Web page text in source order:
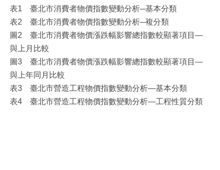
表1 臺北市消費者物價指數變動分析─基本分類
表2 臺北市消費者物價指數變動分析─複分類
圖2 臺北市消費者物價漲跌幅影響總指數較顯著項目—
與上月比較
圖3 臺北市消費者物價漲跌幅影響總指數較顯著項目—
與上年同月比較
表3 臺北市營造工程物價指數變動分析—基本分類
表4 臺北市營造工程物價指數變動分析—工程性質分類